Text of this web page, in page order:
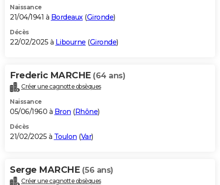
Naissance
21/04/1941 à Bordeaux(Gironde)
Décès
22/02/2025 à Libourne (Gironde)
Frederic MARCHE (64 ans)
Créer une cagnotte obsèques
Naissance
05/06/1960 à Bron (Rhône)
Décès
21/02/2025 à Toulon (Var)
Serge MARCHE (56 ans)
Créer une cagnotte obsèques